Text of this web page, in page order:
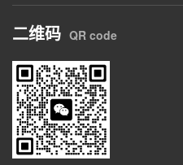
二维码 QR code